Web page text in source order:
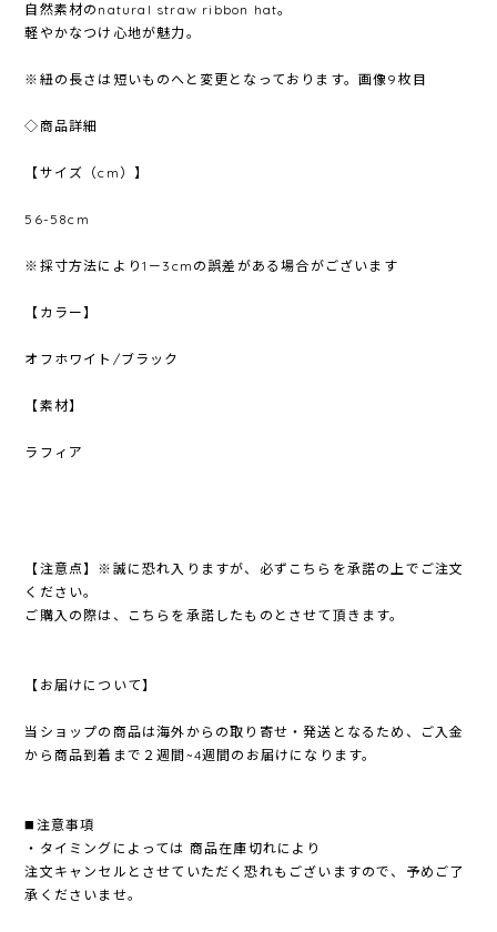
自然素材のnatural straw ribbon hat。
軽やかなつけ心地が魅力。
※紐の長さは短いものへと変更となっております。画像9枚目
◇商品詳細
【サイズ（cm）】
56-58cm
※採寸方法により1－3cmの誤差がある場合がございます
【カラー】
オフホワイト/ブラック
【素材】
ラフィア
【注意点】※誠に恐れ入りますが、必ずこちらを承諾の上でご注文
ください。
ご購入の際は、こちらを承諾したものとさせて頂きます。
【お届けについて】
当ショップの商品は海外からの取り寄せ・発送となるため、ご入金
から商品到着まで２週間~4週間のお届けになります。
◼️注意事項
・タイミングによっては 商品在庫切れにより
注文キャンセルとさせていただく恐れもございますので、予めご了
承くださいませ。